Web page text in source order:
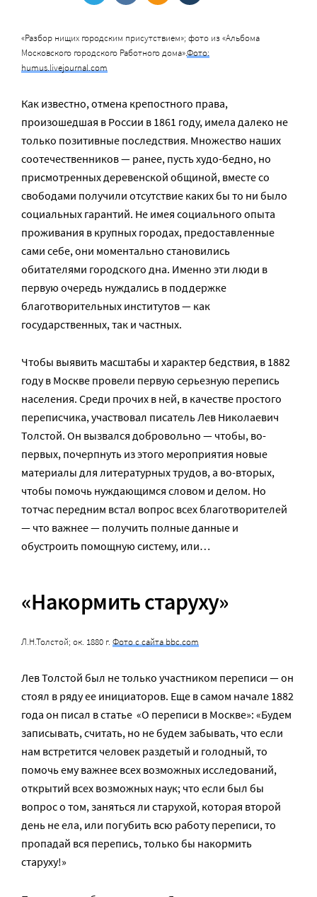
«Разбор нищих городским присутствием»; фото из «Альбома
Московского городского Работного дома».Фото:
humus.livejournal.com
Как известно, отмена крепостного права,
произошедшая в России в 1861 году, имела далеко не
только позитивные последствия. Множество наших
соотечественников — ранее, пусть худо-бедно, но
присмотренных деревенской общиной, вместе со
свободами получили отсутствие каких бы то ни было
социальных гарантий. Не имея социального опыта
проживания в крупных городах, предоставленные
сами себе, они моментально становились
обитателями городского дна. Именно эти люди в
первую очередь нуждались в поддержке
благотворительных институтов — как
государственных, так и частных.
Чтобы выявить масштабы и характер бедствия, в 1882
году в Москве провели первую серьезную перепись
населения. Среди прочих в ней, в качестве простого
переписчика, участвовал писатель Лев Николаевич
Толстой. Он вызвался добровольно — чтобы, во-
первых, почерпнуть из этого мероприятия новые
материалы для литературных трудов, а во-вторых,
чтобы помочь нуждающимся словом и делом. Но
тотчас передним встал вопрос всех благотворителей
— что важнее — получить полные данные и
обустроить помощную систему, или…
«Накормить старуху»
Л.Н.Толстой; ок. 1880 г. Фото с сайта bbc.com
Лев Толстой был не только участником переписи — он
стоял в ряду ее инициаторов. Еще в самом начале 1882
года он писал в статье «О переписи в Москве»: «Будем
записывать, считать, но не будем забывать, что если
нам встретится человек раздетый и голодный, то
помочь ему важнее всех возможных исследований,
открытий всех возможных наук; что если был бы
вопрос о том, заняться ли старухой, которая второй
день не ела, или погубить всю работу переписи, то
пропадай вся перепись, только бы накормить
старуху!»